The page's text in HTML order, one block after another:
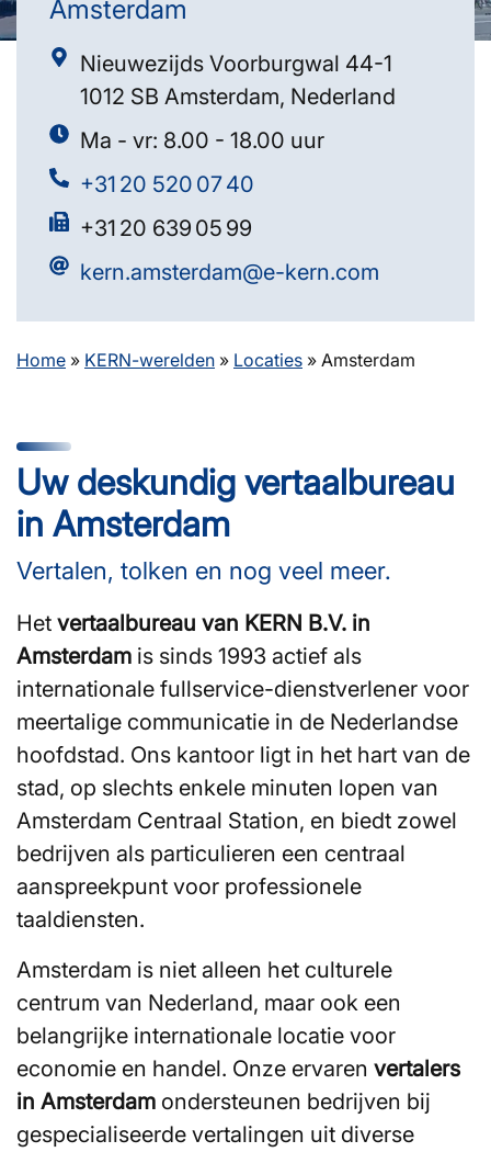
Amsterdam
Nieuwezijds Voorburgwal 44-1
1012 SB Amsterdam, Nederland
Ma - vr: 8.00 - 18.00 uur
+31 20 520 07 40
+31 20 639 05 99
kern.amsterdam@e-kern.com
Home » KERN-werelden » Locaties » Amsterdam
Uw deskundig vertaalbureau
in Amsterdam
Vertalen, tolken en nog veel meer.
Het vertaalbureau van KERN B.V. in
Amsterdam is sinds 1993 actief als
internationale fullservice-dienstverlener voor
meertalige communicatie in de Nederlandse
hoofdstad. Ons kantoor ligt in het hart van de
stad, op slechts enkele minuten lopen van
Amsterdam Centraal Station, en biedt zowel
bedrijven als particulieren een centraal
aanspreekpunt voor professionele
taaldiensten.
Amsterdam is niet alleen het culturele
centrum van Nederland, maar ook een
belangrijke internationale locatie voor
economie en handel. Onze ervaren vertalers
in Amsterdam ondersteunen bedrijven bij
gespecialiseerde vertalingen uit diverse